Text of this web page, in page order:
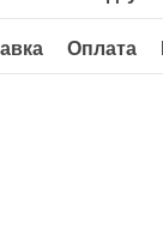
Оплата